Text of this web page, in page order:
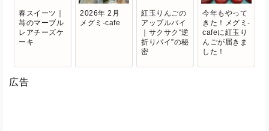
春スイーツ｜
苺のマーブル
レアチーズケ
ーキ
2026年 2月
メグミ-cafe
紅玉りんごの
アップルパイ
｜サクサク“逆
折りパイ”の秘
密
今年もやって
きた！メグミ-
cafeに紅玉り
んごが届きま
した！
広告